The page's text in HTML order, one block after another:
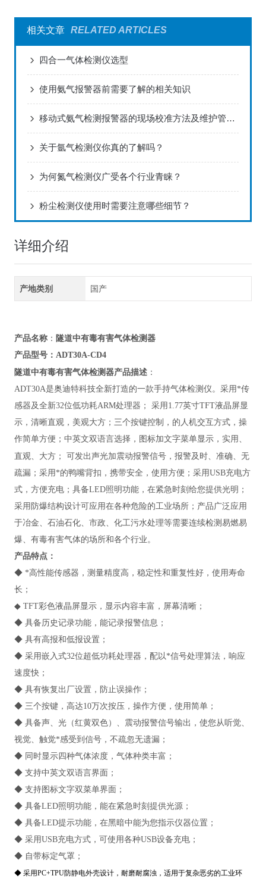
相关文章 RELATED ARTICLES
四合一气体检测仪选型
使用氨气报警器前需要了解的相关知识
移动式氨气检测报警器的现场校准方法及维护管理研究
关于氩气检测仪你真的了解吗？
为何氮气检测仪广受各个行业青睐？
粉尘检测仪使用时需要注意哪些细节？
详细介绍
产地类别 国产
产品名称： 隧道中有毒有害气体检测器
产品型号：ADT30A-CD4
隧道中有毒有害气体检测器产品描述：
ADT30A是奥迪特科技全新打造的一款手持气体检测仪。采用*传
感器及全新32位低功耗ARM处理器； 采用1.77英寸TFT液晶屏显
示，清晰直观，美观大方；三个按键控制，的人机交互方式，操
作简单方便；中英文双语言选择，图标加文字菜单显示，实用、
直观、大方；
可发出声光加震动报警信号，报警及时、准确、无
疏漏；采用*的鸭嘴背扣，携带安全，使用方便；采用USB充电方
式，方便充电；具备LED照明功能，在紧急时刻给您提供光明；
采用防爆结构设计可应用在各种危险的工业场所；产品广泛应用
于冶金、石油石化、市政、化工污水处理等需要连续检测易燃易
爆、有毒有害气体的场所和各个行业。
产品特点：
◆ *高性能传感器，测量精度高，稳定性和重复性好，使用寿命
长；
◆ TFT彩色液晶屏显示，显示内容丰富，屏幕清晰；
◆ 具备历史记录功能，能记录报警信息；
◆ 具有高报和低报设置；
◆ 采用嵌入式32位超低功耗处理器，配以*信号处理算法，响应
速度快；
◆ 具有恢复出厂设置，防止误操作；
◆ 三个按键，高达10万次按压，操作方便，使用简单；
◆ 具备声、光（红黄双色）、震动报警信号输出，使您从听觉、
视觉、触觉*感受到信号，不疏忽无遗漏；
◆ 同时显示四种气体浓度，气体种类丰富；
◆ 支持中英文双语言界面；
◆ 支持图标文字双菜单界面；
◆ 具备LED照明功能，能在紧急时刻提供光源；
◆ 具备LED提示功能，在黑暗中能为您指示仪器位置；
◆ 采用USB充电方式，可使用各种USB设备充电；
◆ 自带标定气罩；
◆ 采用PC+TPU防静电外壳设计，耐磨耐腐浊，适用于复杂恶劣的工业环